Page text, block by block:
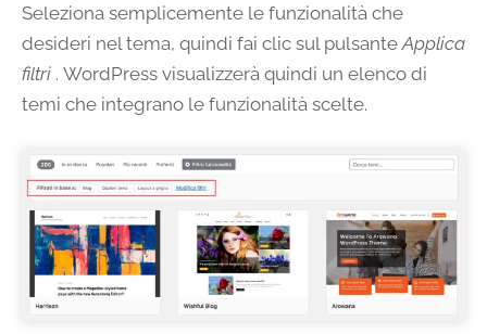
Seleziona semplicemente le funzionalità che
desideri nel tema, quindi fai clic sul pulsante Applica
filtri . WordPress visualizzerà quindi un elenco di
temi che integrano le funzionalità scelte.